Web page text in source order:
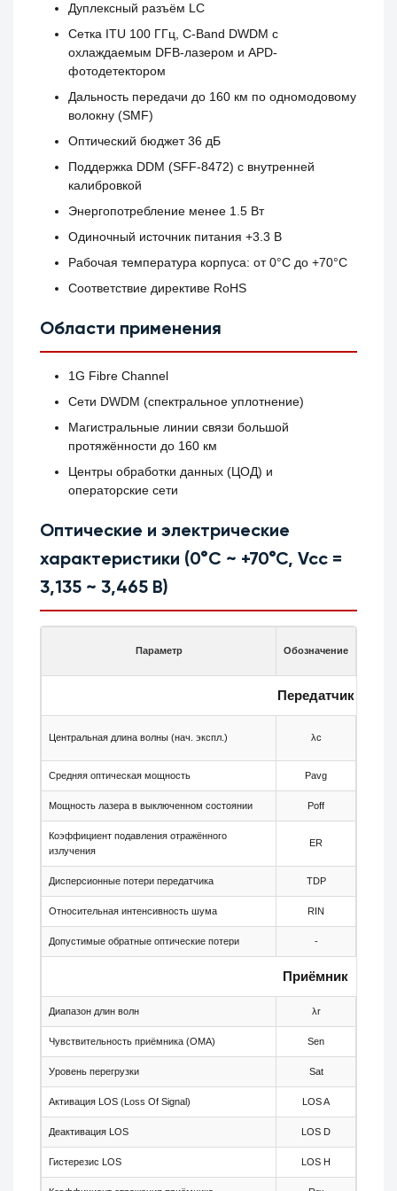
Дуплексный разъём LC
Сетка ITU 100 ГГц, C-Band DWDM с
охлаждаемым DFB-лазером и APD-
фотодетектором
Дальность передачи до 160 км по одномодовому
волокну (SMF)
Оптический бюджет 36 дБ
Поддержка DDM (SFF-8472) с внутренней
калибровкой
Энергопотребление менее 1.5 Вт
Одиночный источник питания +3.3 В
Рабочая температура корпуса: от 0°C до +70°C
Соответствие директиве RoHS
Области применения
1G Fibre Channel
Сети DWDM (спектральное уплотнение)
Магистральные линии связи большой
протяжённости до 160 км
Центры обработки данных (ЦОД) и
операторские сети
Оптические и электрические
характеристики (0°C ~ +70°C, Vcc =
3,135 ~ 3,465 В)
Параметр Обозначение
Передатчик
Центральная длина волны (нач. экспл.) λc
Средняя оптическая мощность Pavg
Мощность лазера в выключенном состоянии Poff
Коэффициент подавления отражённого
излучения
ER
Дисперсионные потери передатчика TDP
Относительная интенсивность шума RIN
Допустимые обратные оптические потери -
Приёмник
Диапазон длин волн λr
Чувствительность приёмника (OMA) Sen
Уровень перегрузки Sat
Активация LOS (Loss Of Signal) LOS A
Деактивация LOS LOS D
Гистерезис LOS LOS H